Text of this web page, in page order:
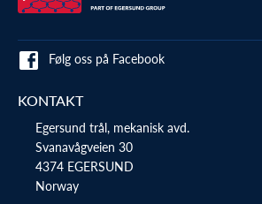
Følg oss på Facebook
KONTAKT
Egersund trål, mekanisk avd.
Svanavågveien 30
4374 EGERSUND
Norway